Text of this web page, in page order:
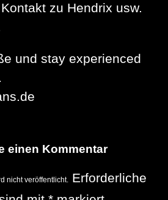
zu Hendrix usw.
und stay experienced
einen Kommentar
nicht veröffentlicht. Erforderliche